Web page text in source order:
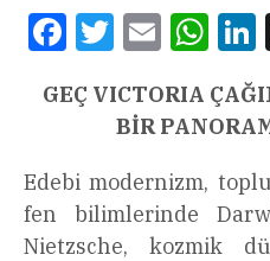
FacebookTwitterEmail
GEÇ VICTORIA
BİR
Edebi modernizm,
fen bilimlerinde
Nietzsche, kozmik